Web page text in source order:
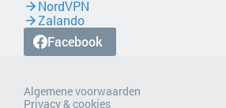
NordVPN
Zalando
Facebook
Algemene voorwaarden
Privacy & cookies